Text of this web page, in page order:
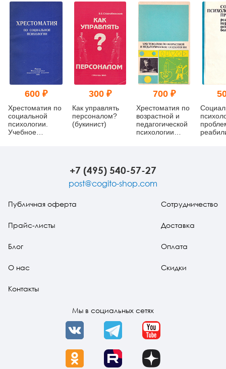
600 ₽
Хрестоматия по
социальной
психологии.
Учебное
300 ₽
Как управлять
персоналом?
(букинист)
700 ₽
Хрестоматия по
возрастной и
педагогической
психологии
+7 (495) 540-57-27
post@cogito-shop.com
Публичная оферта
Прайс-листы
Блог
О нас
Контакты
Сотрудничество
Доставка
Оплата
Скидки
Мы в социальных сетях
VK Telegram YouTube
OK Rutube Dzen